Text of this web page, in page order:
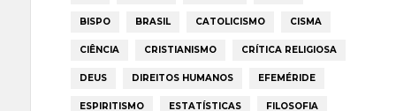
BISPO BRASIL CATOLICISMO CISMA
CIÊNCIA CRISTIANISMO CRÍTICA RELIGIOSA
DEUS DIREITOS HUMANOS EFEMÉRIDE
ESPIRITISMO ESTATÍSTICAS FILOSOFIA